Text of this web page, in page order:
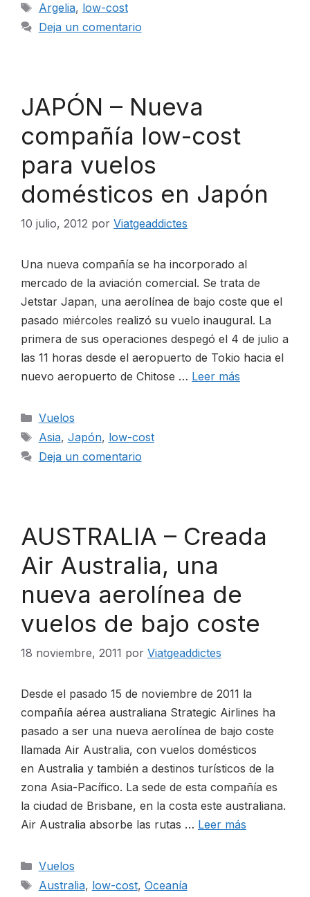
Etiquetas
Argelia, low-cost
Deja un comentario
JAPÓN – Nueva
compañía low-cost
para vuelos
domésticos en Japón
10 julio, 2012 por Viatgeaddictes
Una nueva compañía se ha incorporado al
mercado de la aviación comercial. Se trata de
Jetstar Japan, una aerolínea de bajo coste que el
pasado miércoles realizó su vuelo inaugural. La
primera de sus operaciones despegó el 4 de julio a
las 11 horas desde el aeropuerto de Tokio hacia el
nuevo aeropuerto de Chitose … Leer más
Categorías
Vuelos
Etiquetas
Asia, Japón, low-cost
Deja un comentario
AUSTRALIA – Creada
Air Australia, una
nueva aerolínea de
vuelos de bajo coste
18 noviembre, 2011 por Viatgeaddictes
Desde el pasado 15 de noviembre de 2011 la
compañía aérea australiana Strategic Airlines ha
pasado a ser una nueva aerolínea de bajo coste
llamada Air Australia, con vuelos domésticos
en Australia y también a destinos turísticos de la
zona Asia-Pacífico. La sede de esta compañía es
la ciudad de Brisbane, en la costa este australiana.
Air Australia absorbe las rutas … Leer más
Categorías
Vuelos
Etiquetas
Australia, low-cost, Oceanía